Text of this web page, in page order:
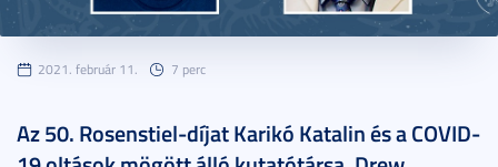
2021. február 11. 7 perc
Az 50. Rosenstiel-díjat Karikó Katalin és a COVID-